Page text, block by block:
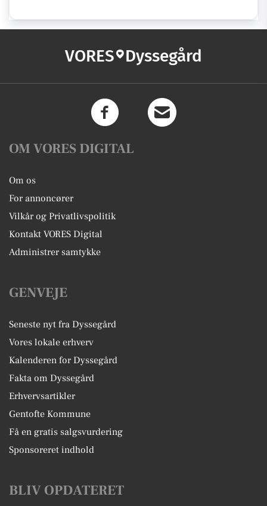
VORES Dyssegård
OM VORES DIGITAL
Om os
For annoncører
Vilkår og Privatlivspolitik
Kontakt VORES Digital
Administrer samtykke
GENVEJE
Seneste nyt fra Dyssegård
Vores lokale erhverv
Kalenderen for Dyssegård
Fakta om Dyssegård
Erhvervsartikler
Gentofte Kommune
Få en gratis salgsvurdering
Sponsoreret indhold
BLIV OPDATERET